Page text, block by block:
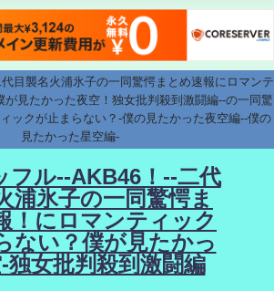
目襲名火浦氷子の一同驚愕まとめ速報にロマンテ
が見たかった夜空！独女批判殺到激闘編--の一同驚
ックが止まらない？-僕の見たかった夜空編--僕の
見たかった星空編-
フル--AKB46！--二代
浦氷子の一同驚愕ま
！にロマンティック
ない？僕が見たかっ
独女批判殺到激闘編